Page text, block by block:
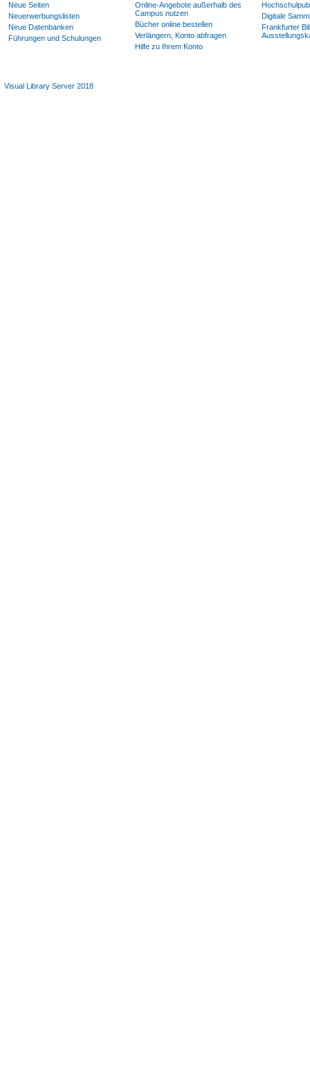
Neue Seiten
Neuerwerbungslisten
Neue Datenbanken
Führungen und Schulungen
Online-Angebote außerhalb des
Campus nutzen
Bücher online bestellen
Verlängern, Konto abfragen
Hilfe zu Ihrem Konto
Digitale
Frankfurter
Visual Library Server 2018